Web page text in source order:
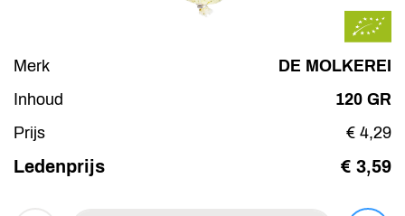
Merk
DE MOLKEREI
Inhoud
120 GR
Prijs
€ 4,29
Ledenprijs € 3,59